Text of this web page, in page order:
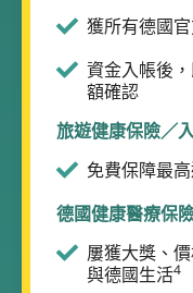
獲所有德國
資金入帳後
額確認
旅遊健康保險／
免費保障最
德國健康醫療保
屢獲大獎、
與德國生活4